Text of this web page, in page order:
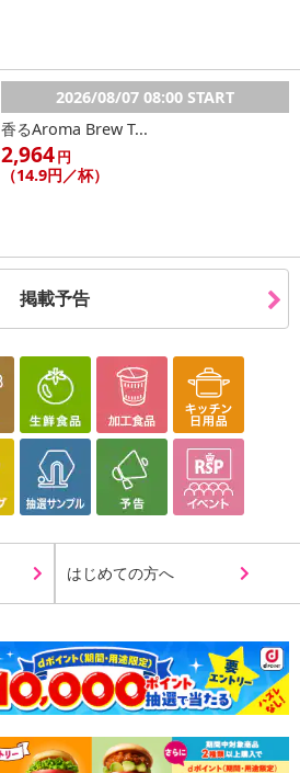
2026/08/07 08:00 START
香るAroma Brew T...
2,964円
（14.9円／杯）
掲載予告
はじめての方へ